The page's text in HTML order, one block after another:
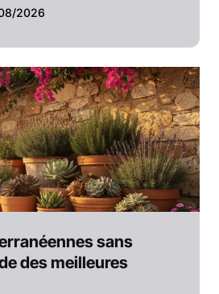
2026
sans
des meilleures